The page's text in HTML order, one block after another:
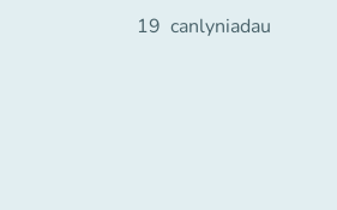
19 canlyniadau